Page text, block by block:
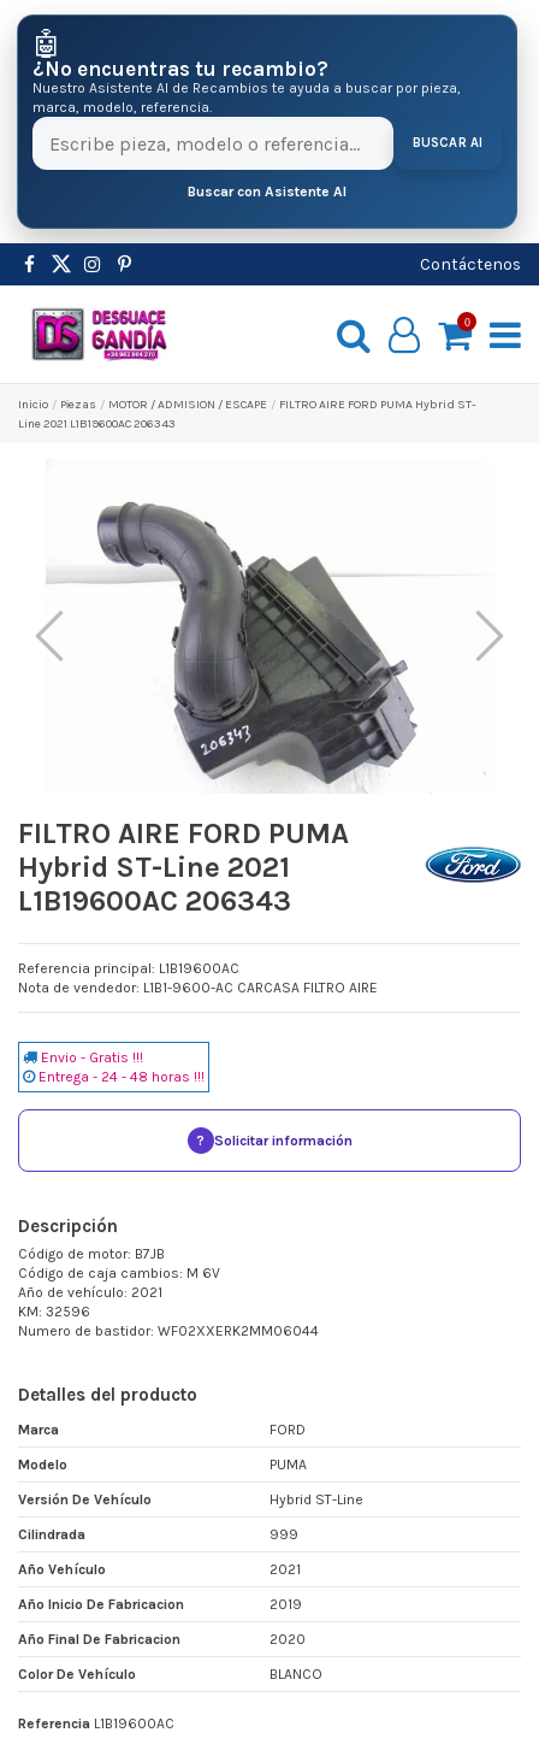
🤖
¿No encuentras tu recambio?
Nuestro Asistente AI de Recambios te ayuda a buscar por pieza,
marca, modelo, referencia.
BUSCAR AI
Buscar con Asistente AI
Contáctenos
0
Inicio Pіezas MOTOR / ADMISION / ESCAPE
FILTRO AIRE FORD PUMA Hybrid ST-
Line 2021 L1B19600AC 206343
FILTRO AIRE FORD PUMA
Hybrid ST-Line 2021
L1B19600AC 206343
Referencia principal: L1B19600AC
Nota de vendedor: L1B1-9600-AC CARCASA FILTRO AIRE
Envio - Gratis !!!
Entrega - 24 - 48 horas !!!
? Solicitar información
Descripción
Código de motor: B7JB
Código de caja cambios: M 6V
Año de vehículo: 2021
KM: 32596
Numero de bastidor: WF02XXERK2MM06044
Detalles del producto
Marca FORD
Modelo PUMA
Versión De Vehículo Hybrid ST-Line
Cilindrada 999
Año Vehículo 2021
Año Inicio De Fabricacion 2019
Año Final De Fabricacion 2020
Color De Vehículo BLANCO
Referencia L1B19600AC